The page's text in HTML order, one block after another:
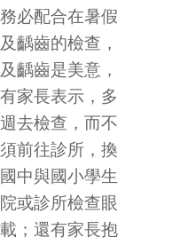
必配合在暑假
齲齒的檢查，
齲齒是美意，
家長表示，多
去檢查，而不
前往診所，換
中與國小學生
或診所檢查眼
；還有家長抱